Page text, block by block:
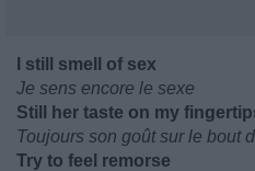
I still smell of sex
Je sens encore le sexe
Still her taste on my
Toujours son goût sur le bout
Try to feel remorse